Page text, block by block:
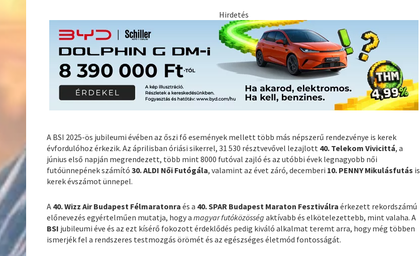
Hirdetés
A BSI 2025-ös jubileumi évében az őszi fő események mellett több más népszerű rendezvénye is kerek
évfordulóhoz érkezik. Az áprilisban óriási sikerrel, 31 530 résztvevővel lezajlott 40. Telekom Vivicittá, a
június első napján megrendezett, több mint 8000 futóval zajló és az utóbbi évek legnagyobb női
futóünnepének számító30. ALDI Női Futógála, valamint az évet záró, decemberi 10. PENNY Mikulásfutás is
kerek évszámot ünnepel.
A 40. Wizz Air Budapest Félmaratonra és a 40. SPAR Budapest Maraton Fesztiválra érkezett rekordszámú
előnevezés egyértelműen mutatja, hogy amagyar futóközösség aktívabb és elkötelezettebb, mint valaha. A
BSI jubileumi éve és az ezt kísérő fokozott érdeklődés pedig kiváló alkalmat teremt arra, hogy még többen
ismerjék fel a rendszeres testmozgás örömét és az egészséges életmód fontosságát.